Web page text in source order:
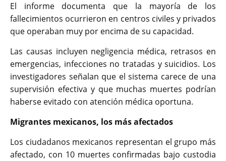
El informe documenta que la mayoría de los
fallecimientos ocurrieron en centros civiles y privados
que operaban muy por encima de su capacidad.
Las causas incluyen negligencia médica, retrasos en
emergencias, infecciones no tratadas y suicidios. Los
investigadores señalan que el sistema carece de una
supervisión efectiva y que muchas muertes podrían
haberse evitado con atención médica oportuna.
Migrantes mexicanos, los más afectados
Los ciudadanos mexicanos representan el grupo más
afectado, con 10 muertes confirmadas bajo custodia